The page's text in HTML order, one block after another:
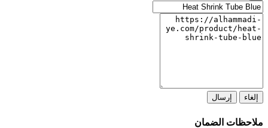
إلغاء إرسال
ملاحظات الضمان